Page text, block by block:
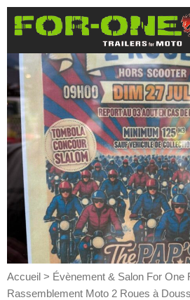
Grand Rassemblement 2 Roues à
Accueil > Évènement & Salon For One
Rassemblement Moto 2 Roues à